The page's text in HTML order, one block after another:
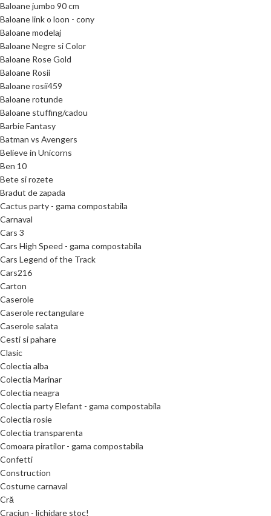
Baloane jumbo 90 cm
Baloane link o loon - cony
Baloane modelaj
Baloane Negre si Color
Baloane Rose Gold
Baloane Rosii
Baloane rosii459
Baloane rotunde
Baloane stuffing/cadou
Barbie Fantasy
Batman vs Avengers
Believe in Unicorns
Ben 10
Bete si rozete
Bradut de zapada
Cactus party - gama compostabila
Carnaval
Cars 3
Cars High Speed - gama compostabila
Cars Legend of the Track
Cars216
Carton
Caserole
Caserole rectangulare
Caserole salata
Cesti si pahare
Clasic
Colectia alba
Colectia Marinar
Colectia neagra
Colectia party Elefant - gama compostabila
Colectia rosie
Colectia transparenta
Comoara piratilor - gama compostabila
Confetti
Construction
Costume carnaval
Cră
Craciun - lichidare stoc!